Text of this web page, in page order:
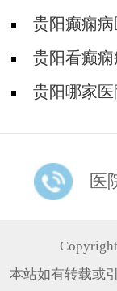
些症状?
贵阳癫痫
贵阳看癫
喂药吗?
贵阳哪家
医
本站如有转载或